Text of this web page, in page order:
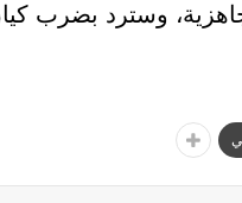
وسترد بضرب